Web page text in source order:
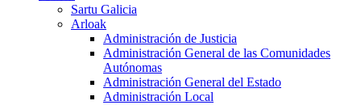
Sartu Galicia
Arloak
Administración de Justicia
Administración General de las Comunidades
Autónomas
Administración General del Estado
Administración Local